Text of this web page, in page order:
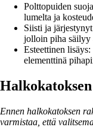
Polttopuiden
lumelta ja
Siisti ja
jolloin piha säilyy
Esteettinen
elementtinä
Ennen halkokatoksen
varmistaa, että